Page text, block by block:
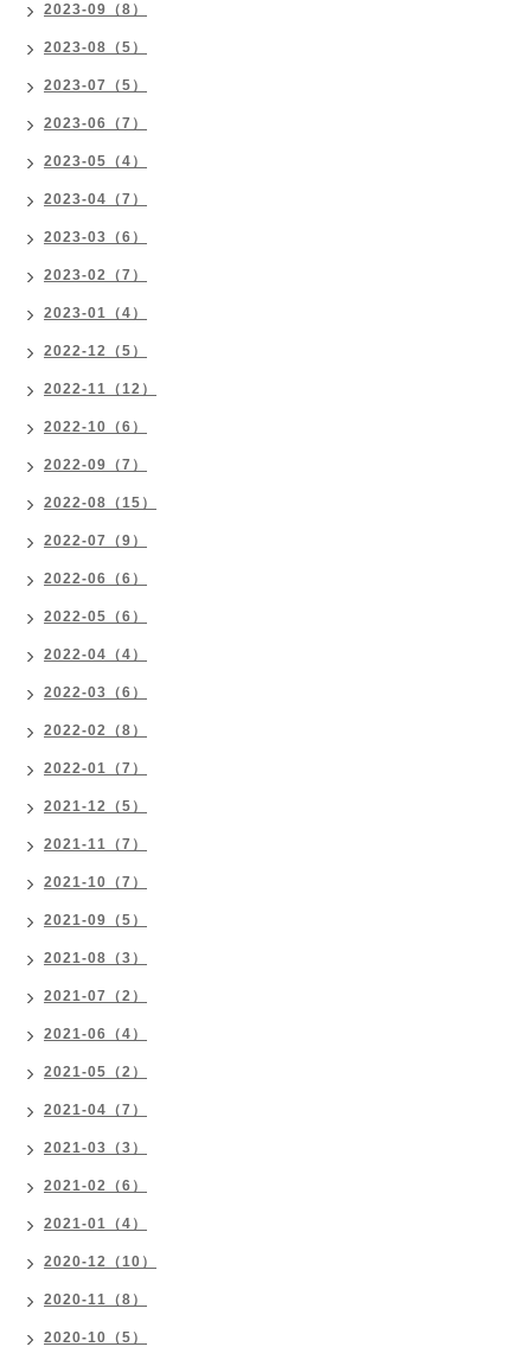
2023-09（8）
2023-08（5）
2023-07（5）
2023-06（7）
2023-05（4）
2023-04（7）
2023-03（6）
2023-02（7）
2023-01（4）
2022-12（5）
2022-11（12）
2022-10（6）
2022-09（7）
2022-08（15）
2022-07（9）
2022-06（6）
2022-05（6）
2022-04（4）
2022-03（6）
2022-02（8）
2022-01（7）
2021-12（5）
2021-11（7）
2021-10（7）
2021-09（5）
2021-08（3）
2021-07（2）
2021-06（4）
2021-05（2）
2021-04（7）
2021-03（3）
2021-02（6）
2021-01（4）
2020-12（10）
2020-11（8）
2020-10（5）